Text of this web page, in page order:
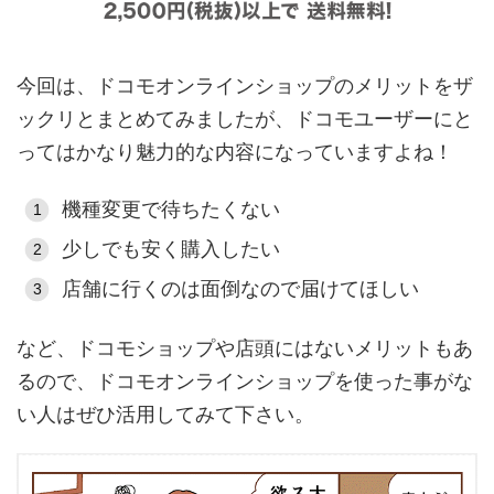
今回は、ドコモオンラインショップのメリットをザ
ックリとまとめてみましたが、ドコモユーザーにと
ってはかなり魅力的な内容になっていますよね！
機種変更で待ちたくない
少しでも安く購入したい
店舗に行くのは面倒なので届けてほしい
など、ドコモショップや店頭にはないメリットもあ
るので、ドコモオンラインショップを使った事がな
い人はぜひ活用してみて下さい。